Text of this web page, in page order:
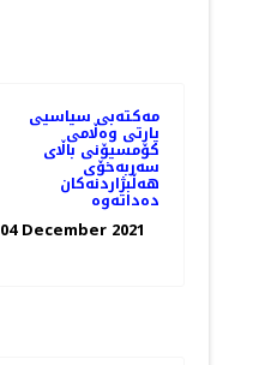
مەكتەبی سیاسیی
پارتی وەڵامی
كۆمسیۆنی باڵای
سەربەخۆی
ھەڵبژاردنەكان
دەداتەوە
04 December 2021